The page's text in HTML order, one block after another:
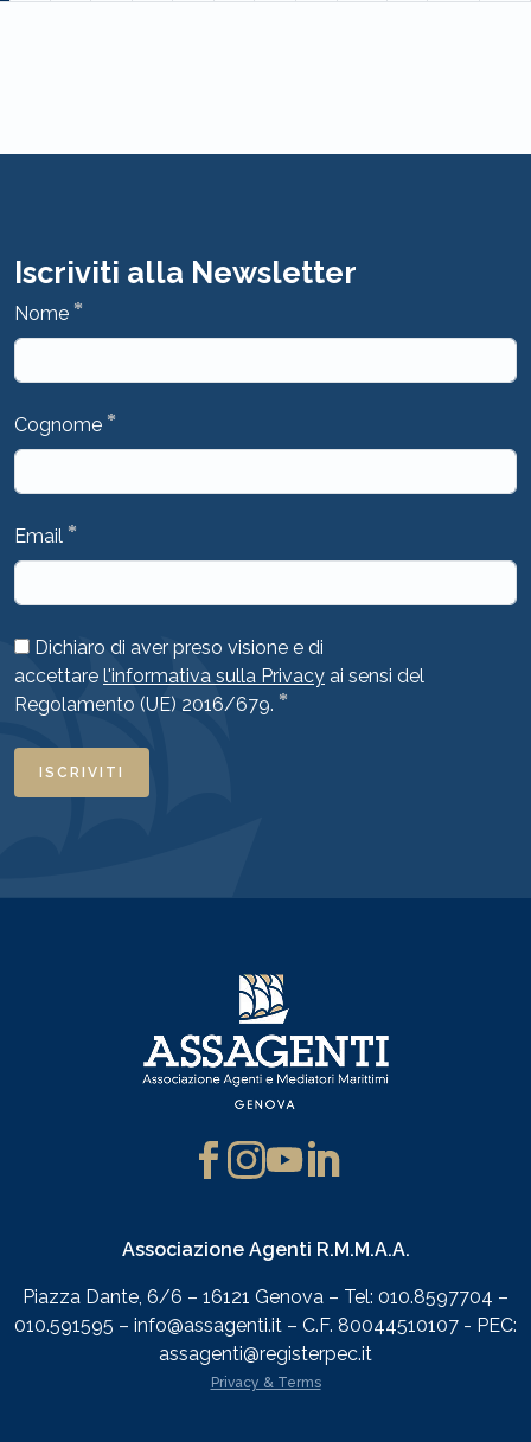
Iscriviti alla Newsletter
Nome *
Cognome *
Email *
Dichiaro di aver preso visione e di
accettare l'informativa sulla Privacy ai sensi del
Regolamento (UE) 2016/679. *
ISCRIVITI
Associazione Agenti R.M.M.A.A.
Piazza Dante, 6/6 – 16121 Genova – Tel: 010.8597704 –
010.591595 – info@assagenti.it – C.F. 80044510107 - PEC:
assagenti@registerpec.it
Privacy & Terms